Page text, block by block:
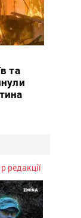
та
редакції